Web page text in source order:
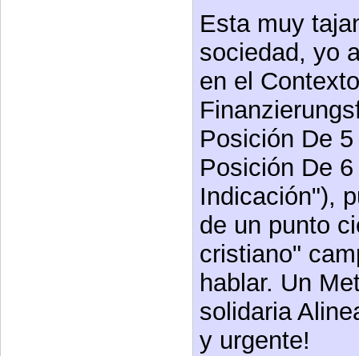
Esta muy
sociedad, yo
en el
Posición De
Posición De
Indicación"),
de un punto
cristiano"
hablar. Un
solidaria
y urgente!